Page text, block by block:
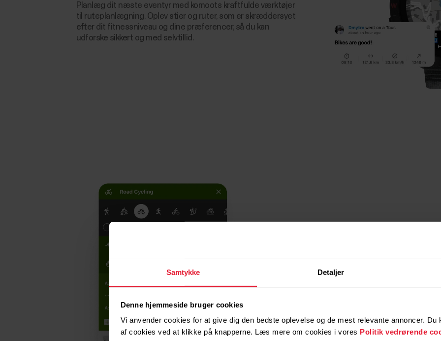
Samtykke Detaljer
Denne hjemmeside bruger cookies
Vi anvender cookies for at give dig den bedste oplevelse og de mest relevante annoncer. Du
af cookies ved at klikke på knapperne. Læs mere om cookies i vores Politik vedrørende
Planlæg dit næste eventyr med komoots kraftfulde værktøjer
til ruteplanlægning. Oplev stier og ruter, som er skræddersyet
efter dit fitnessniveau og dine præferencer, så du kan
udforske sikkert og med selvtillid.
Nem
navigation, så du
skulle bekymre dig